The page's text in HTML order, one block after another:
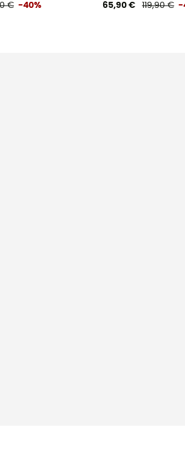
€ -40% 65,90 € 119,90 € -